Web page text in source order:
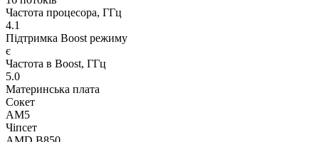
Частота процесора, ГГц
4.1
Підтримка Boost режиму
є
Частота в Boost, ГГц
5.0
Материнська плата
Сокет
AM5
Чіпсет